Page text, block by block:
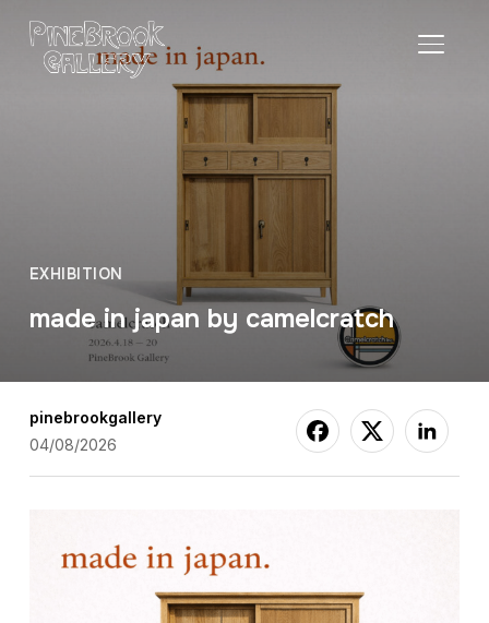
サイド
EXHIBITION
made in japan by camelcratch
pinebrookgallery
04/08/2026